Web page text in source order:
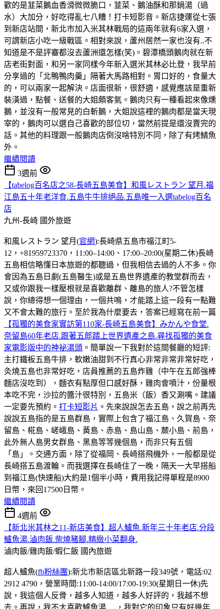
歡的是韮菜鵝血香滑微微脆口，韮菜、鵝油酥和那鍋湯（過
水）大加分，好吃得亂七八糟！打卡短影音。新店捷運從七張
到新店站間，新北市加入米其林戰局的這兩年就有6家入選，
可謂新店小吃一級戰區。相對來說，蘆州居然一家也沒有..不
知道是不是評審都沒去蘆洲還怎樣(笑)。碧潭橋頭鵝肉就在新
店老街對面，和另一家同樣今年新入選米其林必比登，我早前
分享過的「北鴨鴨肉羹」隔著大馬路相對。胃口好的，食量大
的，可以兩家一起解決。店面很新，很舒適，感覺應該是重新
裝潢過，點餐、送餐的大姐頗客氣。鵝肉只有一種看起來像燻
鵝，並沒有一般常見的白斬鵝，大姐說這裡的鵝肉都是當天現
宰的，鵝肉可以選自己喜歡的部位切，當然前提是還沒賣完的
話。其他的料理跟一般鵝肉店倒沒啥特別不同，除了有烤鯖魚
外。
繼續閱讀
3週前
【tabelog百名店之58-長崎五島美食】和風レストラン 望月.福
江島五十年老洋食.五島牛牛排絕品.五島唯一入選tabelog百名
店
九州-長崎 國外旅遊
和風レストラン 望月(官網):長崎県五島市福江町5-
12，+81959723370，11:00–14:00、17:00–20:00(星期二休)長崎
五島相信略懂日本旅遊的都聽過，但我相信去過的人不多。你
會因為五島日劇(五島醫生)或是五島世界遺產的教堂群而去，
又或你跟我一樣壓根就是喜歡離群、離島的旅人?不管怎樣
說，你總得想一個理由，一個共鳴，才能踏上這一段有一點難
又不會太難的旅行。至於我為什麼要去，答案已經寫在前一篇
【孤獨的美食家實訪第110家-長崎五島美食】みかんや食堂.
奈留島60年老店.跟著五郎踏上世界遺產之島.尋找孤獨的美食
家電影版中的神祕湯頭 。簡單說一下我對於這間餐廳的短評:
主打鐵板五島牛排，軟嫩油甜到不行真心非常非常非常好吃，
灸燒五島也非常好吃，店員推薦的五島炸雞（中午在五郎強棒
麵店沒吃到），麵衣有點厚但口感好酥，雞肉會噴汁，份量根
本吃不完，沙拉的醬汁很特別，五島米（飯）香又涮嘴。建議
一定要先預約。 打卡短影片 。先來說說怎去五島，說之前再先
說說五島指的是五島群島，實際上包含了福江島、久賀島、奈
留島、椛島、嵯峨島、黃島、赤島、島山島、蕨小島、前島，
此外無人島男女群島、黑島等等幾個島，而非只有五個
「島」。交通方面，除了從福岡、長崎搭飛機外，一般都是從
長崎搭五島渡輪。而我選擇在長崎住了一晚，隔天一大早搭船
到福江島(快速船)大約是1個半小時，費用我記得單程是8900
日幣，來回17500日幣。
繼續閱讀
4週前
【新北米其林之11-新店美食】超人鱸魚.新年三十年老店.分段
鱸魚湯.滷肉飯.柴燒豬腳.精緻小菜翻身.
滷肉飯/雞肉飯/蝦仁飯 國內旅遊
超人鱸魚(fb粉絲團):新北市新店區北新路一段349號，電話:02
2912 4790，營業時間:11:00-14:00/17:00-19:30(星期日一休)先
說，我這個人反骨，越多人知道，越多人好評的，我越不想
去。再說，我不太喜歡鱸魚湯….，我對它的印象只有好幾年